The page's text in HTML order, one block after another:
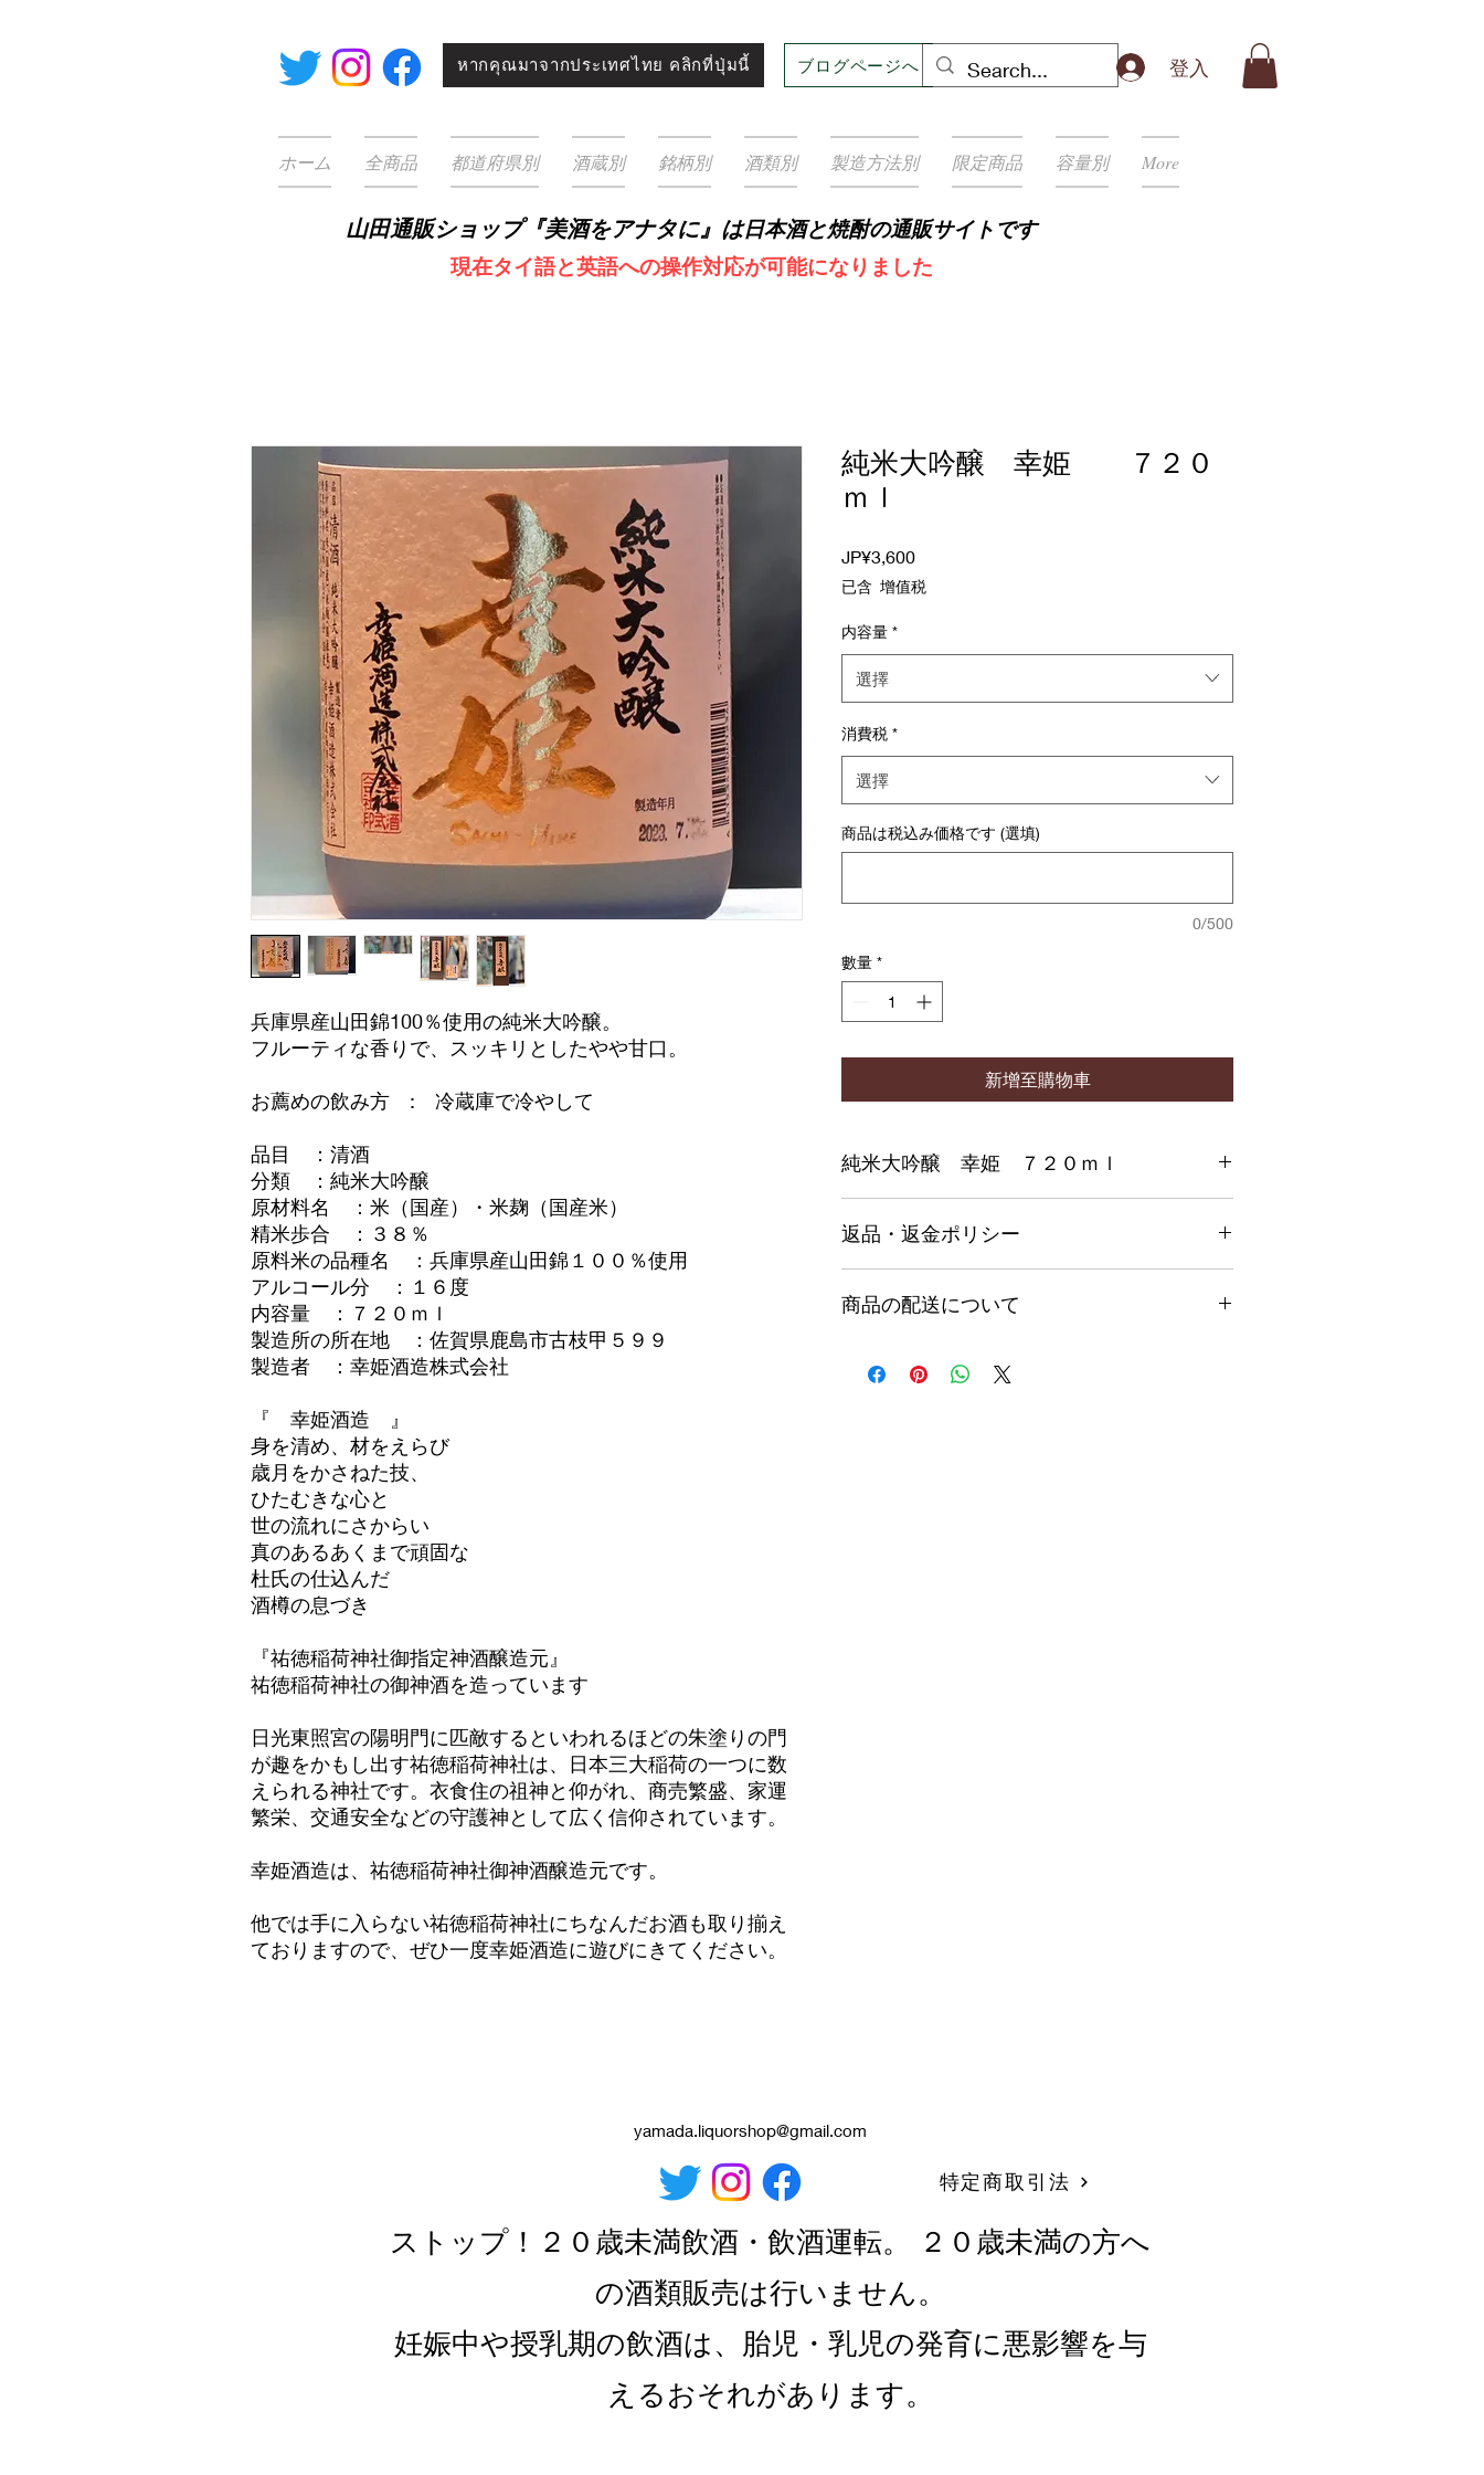
หากคุณมาจากประเทศไทย คลิกที่ปุ่มนี้ ブログページへ 登入
ホーム 全商品 都道府県別 酒蔵別 銘柄別 酒類別 製造方法別 限定商品 容量別 More
山田通販ショップ『美酒をアナタに』は日本酒と焼酎の通販サイトです
現在タイ語と英語への操作対応が可能になりました
兵庫県産山田錦100％使用の純米大吟醸。
フルーティな香りで、スッキリとしたやや甘口。
お薦めの飲み方 : 冷蔵庫で冷やして
品目 ：清酒
分類 ：純米大吟醸
原材料名 ：米（国産）・米麹（国産米）
精米歩合 ：３８％
原料米の品種名 ：兵庫県産山田錦１００％使用
アルコール分 ：１６度
内容量 ：７２０ｍｌ
製造所の所在地 ：佐賀県鹿島市古枝甲５９９
製造者 ：幸姫酒造株式会社
『 幸姫酒造 』
身を清め、材をえらび
歳月をかさねた技、
ひたむきな心と
世の流れにさからい
真のあるあくまで頑固な
杜氏の仕込んだ
酒樽の息づき
『祐徳稲荷神社御指定神酒醸造元』
祐徳稲荷神社の御神酒を造っています
日光東照宮の陽明門に匹敵するといわれるほどの朱塗りの門
が趣をかもし出す祐徳稲荷神社は、日本三大稲荷の一つに数
えられる神社です。衣食住の祖神と仰がれ、商売繁盛、家運
繁栄、交通安全などの守護神として広く信仰されています。
幸姫酒造は、祐徳稲荷神社御神酒醸造元です。
他では手に入らない祐徳稲荷神社にちなんだお酒も取り揃え
ておりますので、ぜひ一度幸姫酒造に遊びにきてください。
純米大吟醸 幸姫 ７２０
ｍｌ
JP¥3,600價
格
已含 增值税
内容量 *
選擇
消費税 *
選擇
商品は税込み価格です (選填)
0/500
數量 *
新增至購物車
純米大吟醸 幸姫 ７２０ｍｌ
返品・返金ポリシー
満足しなかった場合や、不備があった場合に行う手続き
だけます。
商品の配送について
北海道と沖縄は1本1500円となります。
yamada.liquorshop@gmail.com
特定商取引法
ストップ！２０歳未満飲酒・飲酒運転。 ２０歳未満の方へ
の酒類販売は行いません。
妊娠中や授乳期の飲酒は、胎児・乳児の発育に悪影響を与
えるおそれがあります。